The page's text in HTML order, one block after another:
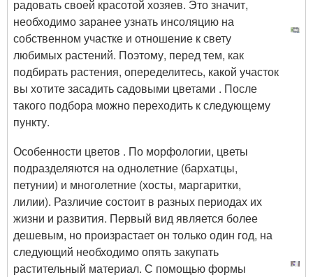
радовать своей красотой хозяев. Это значит,
необходимо заранее узнать инсоляцию на
собственном участке и отношение к свету
любимых растений. Поэтому, перед тем, как
подбирать растения, опеределитесь, какой участок
вы хотите засадить садовыми цветами . После
такого подбора можно переходить к следующему
пункту.
Особенности цветов . По морфологии, цветы
подразделяются на однолетние (бархатцы,
петунии) и многолетние (хосты, маргаритки,
лилии). Различие состоит в разных периодах их
жизни и развития. Первый вид является более
дешевым, но произрастает он только один год, на
следующий необходимо опять закупать
растительный материал. С помощью формы